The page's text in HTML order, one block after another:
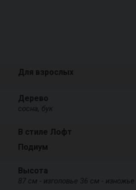
Для взрослых
Дерево
сосна, бук
В стиле Лофт
Подиум
Высота
87 см - изголовье 36 см - изножье